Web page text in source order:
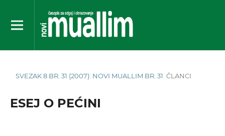
SVEZAK 8 BR. 31 (2007): NOVI MUALLIM BR. 31 ČLANCI
ESEJ O PEĆINI